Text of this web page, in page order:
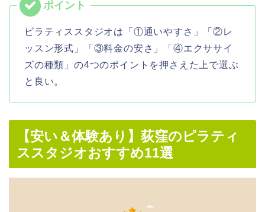
ピラティススタジオは「①通いやすさ」「②レ
ッスン形式」「③料金の安さ」「④エクササイ
ズの種類」の4つのポイントを押さえた上で選ぶ
と良い。
【安い＆体験あり】荻窪のピラティ
ススタジオおすすめ11選